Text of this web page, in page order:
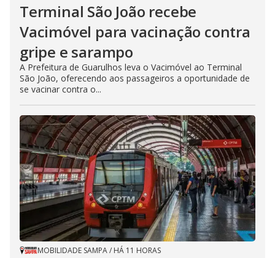
Terminal São João recebe
Vacimóvel para vacinação contra
gripe e sarampo
A Prefeitura de Guarulhos leva o Vacimóvel ao Terminal
São João, oferecendo aos passageiros a oportunidade de
se vacinar contra o...
MOBILIDADE SAMPA/ HÁ 11 HORAS